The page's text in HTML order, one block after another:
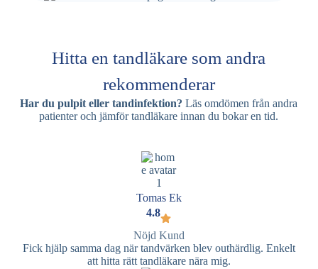
Hitta en tandläkare som andra
rekommenderar
Har du pulpit eller tandinfektion? Läs omdömen från andra
patienter och jämför tandläkare innan du bokar en tid.
Tomas Ek
4.8
Nöjd Kund
Fick hjälp samma dag när tandvärken blev outhärdlig. Enkelt
att hitta rätt tandläkare nära mig.